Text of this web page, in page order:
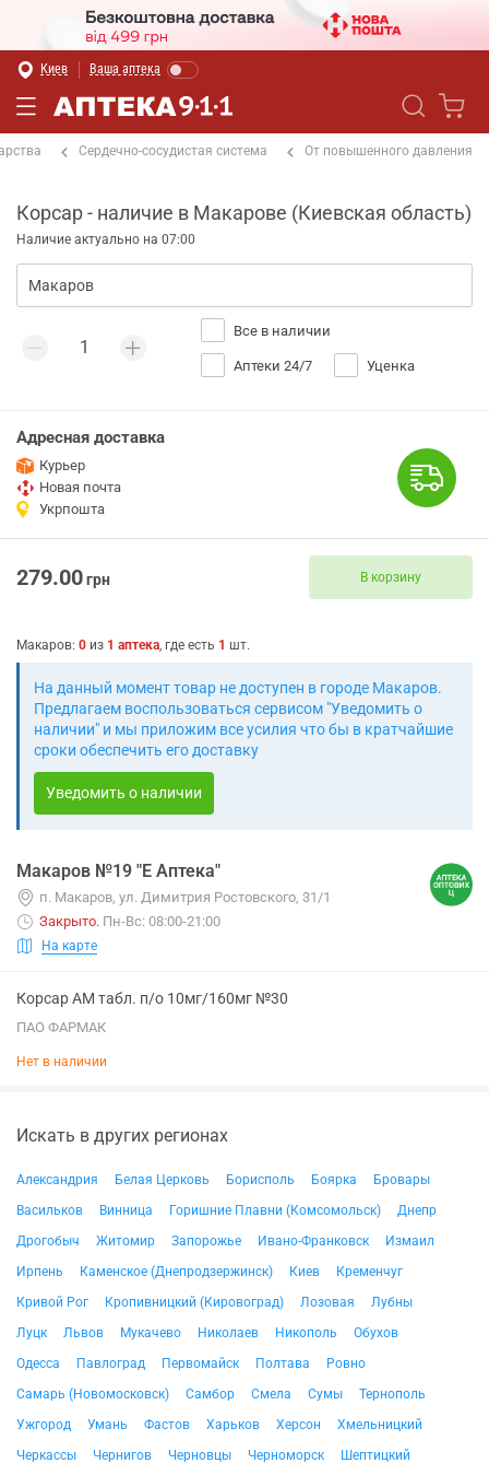
Киев Ваша аптека
Сердечно-сосудистая система От повышенного давления
Корсар - наличие в Макарове (Киевская область)
Наличие актуально на 07:00
Все в наличии
Аптеки 24/7 Уценка
Адресная доставка
Курьер
Новая почта
Укрпошта
279.00грн В корзину
Макаров: 0 из 1 аптека, где есть 1 шт.
На данный момент товар не доступен в городе Макаров.
Предлагаем воспользоваться сервисом "Уведомить о
наличии" и мы приложим все усилия что бы в кратчайшие
сроки обеспечить его доставку
Уведомить о наличии
Макаров №19 "Е Аптека"
п. Макаров, ул. Димитрия Ростовского, 31/1
Закрыто. Пн-Вс: 08:00-21:00
На карте
Корсар АМ табл. п/о 10мг/160мг №30
ПАО ФАРМАК
Нет в наличии
Искать в других регионах
Александрия Белая Церковь Борисполь Боярка
Бровары
Васильков
Винница Горишние Плавни (Комсомольск)
Днепр
Дрогобыч
Житомир Запорожье Ивано-Франковск
Измаил
Ирпень
Каменское (Днепродзержинск) Киев
Кременчуг
Кривой Рог
Кропивницкий (Кировоград) Лозовая
Лубны
Луцк
Львов Мукачево Николаев Никополь
Обухов
Одесса
Павлоград Первомайск Полтава
Ровно
Самарь (Новомосковск)
Самбор Смела Сумы
Тернополь
Ужгород
Умань Фастов Харьков Херсон
Хмельницкий
Черкассы
Чернигов Черновцы Черноморск Шептицкий